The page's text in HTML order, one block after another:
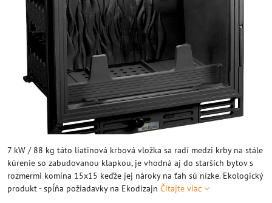
7 kW / 88 kg táto liatinová krbová vložka sa radí medzi krby na stále
kúrenie so zabudovanou klapkou, je vhodná aj do starších bytov s
rozmermi komína 15x15 keďže jej nároky na ťah sú nízke. Ekologický
produkt - spĺňa požiadavky na Ekodizajn Čítajte viac